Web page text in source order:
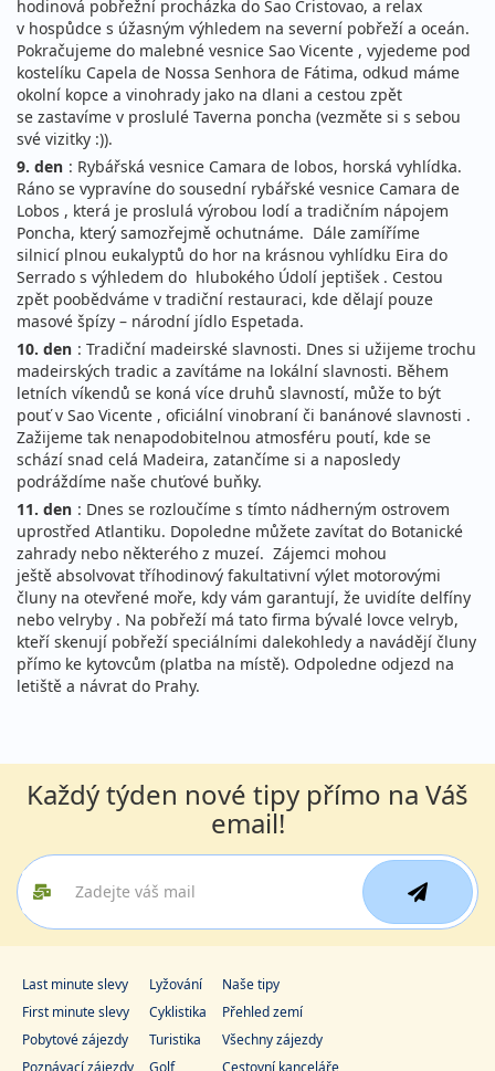
hodinová pobřežní procházka do Sao Cristovao, a relax
v hospůdce s úžasným výhledem na severní pobřeží a oceán.
Pokračujeme do malebné vesnice Sao Vicente , vyjedeme pod
kostelíku Capela de Nossa Senhora de Fátima, odkud máme
okolní kopce a vinohrady jako na dlani a cestou zpět
se zastavíme v proslulé Taverna poncha (vezměte si s sebou
své vizitky :)).
9. den : Rybářská vesnice Camara de lobos, horská vyhlídka.
Ráno se vypravíne do sousední rybářské vesnice Camara de
Lobos , která je proslulá výrobou lodí a tradičním nápojem
Poncha, který samozřejmě ochutnáme. Dále zamíříme
silnicí plnou eukalyptů do hor na krásnou vyhlídku Eira do
Serrado s výhledem do hlubokého Údolí jeptišek . Cestou
zpět poobědváme v tradiční restauraci, kde dělají pouze
masové špízy – národní jídlo Espetada.
10. den : Tradiční madeirské slavnosti. Dnes si užijeme trochu
madeirských tradic a zavítáme na lokální slavnosti. Během
letních víkendů se koná více druhů slavností, může to být
pouť v Sao Vicente , oficiální vinobraní či banánové slavnosti .
Zažijeme tak nenapodobitelnou atmosféru poutí, kde se
schází snad celá Madeira, zatančíme si a naposledy
podráždíme naše chuťové buňky.
11. den : Dnes se rozloučíme s tímto nádherným ostrovem
uprostřed Atlantiku. Dopoledne můžete zavítat do Botanické
zahrady nebo některého z muzeí. Zájemci mohou
ještě absolvovat tříhodinový fakultativní výlet motorovými
čluny na otevřené moře, kdy vám garantují, že uvidíte delfíny
nebo velryby . Na pobřeží má tato firma bývalé lovce velryb,
kteří skenují pobřeží speciálními dalekohledy a navádějí čluny
přímo ke kytovcům (platba na místě). Odpoledne odjezd na
letiště a návrat do Prahy.
Každý týden nové tipy přímo na Váš
email!
Last minute slevy
First minute slevy
Pobytové zájezdy
Lyžování
Cyklistika
Turistika
Naše tipy
Přehled zemí
Všechny zájezdy